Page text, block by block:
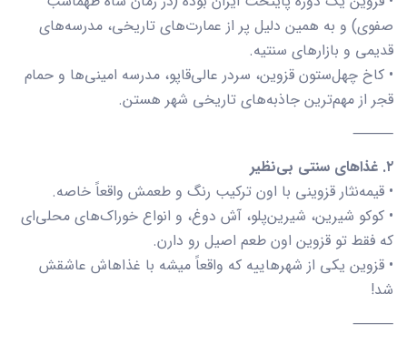
صفوی) و به همین دلیل پر از عمارت‌های تاریخی، مدرسه‌های
قدیمی و بازارهای سنتیه.
• کاخ چهل‌ستون قزوین، سردر عالی‌قاپو، مدرسه امینی‌ها و حمام
قجر از مهم‌ترین جاذبه‌های تاریخی شهر هستن.
⸻
۲. غذاهای سنتی بی‌نظیر
• قیمه‌نثار قزوینی با اون ترکیب رنگ و طعمش واقعاً خاصه.
• کوکو شیرین، شیرین‌پلو، آش دوغ، و انواع خوراک‌های محلی‌ای
که فقط تو قزوین اون طعم اصیل رو دارن.
• قزوین یکی از شهرهاییه که واقعاً میشه با غذاهاش عاشقش
شد!
⸻